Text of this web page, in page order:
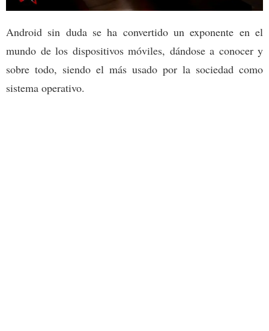
Android sin duda se ha convertido un exponente en el
mundo de los dispositivos móviles, dándose a conocer y
sobre todo, siendo el más usado por la sociedad como
sistema operativo.